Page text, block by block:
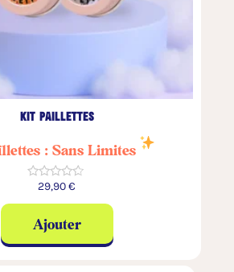
kit paillettes
: Sans Limites
★★★★★
29,90€
Ajouter